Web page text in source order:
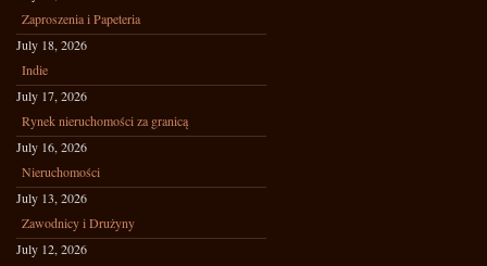
Zaproszenia i Papeteria
July 18, 2026
Indie
July 17, 2026
Rynek nieruchomości za granicą
July 16, 2026
Nieruchomości
July 13, 2026
Zawodnicy i Drużyny
July 12, 2026